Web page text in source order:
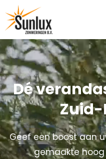
Videospeler
Dé
Geef een boost aan
gemaakte hoog